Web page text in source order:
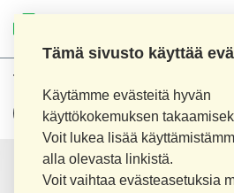
Tämä sivusto käyttää
Käytämme evästeitä hyvän
käyttökokemuksen
Voit lukea lisää
alla olevasta linkistä.
Voit vaihtaa evästeasetuksia
Tuotehaku: